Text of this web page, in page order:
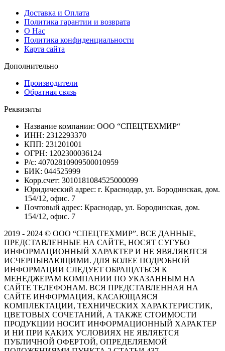
Доставка и Оплата
Политика гарантии и возврата
О Нас
Политика конфиденциальности
Карта сайта
Дополнительно
Производители
Обратная связь
Реквизиты
Название компании: ООО “СПЕЦТЕХМИР“
ИНН: 2312293370
КПП: 231201001
ОГРН: 1202300036124
Р/с: 40702810909500010959
БИК: 044525999
Корр.счет: 3010181084525000099
Юридический адрес: г. Краснодар, ул. Бородинская, дом.
154/12, офис. 7
Почтовый адрес: Краснодар, ул. Бородинская, дом.
154/12, офис. 7
2019 - 2024 © ООО “СПЕЦТЕХМИР”. ВСЕ ДАННЫЕ,
ПРЕДСТАВЛЕННЫЕ НА САЙТЕ, НОСЯТ СУГУБО
ИНФОРМАЦИОННЫЙ ХАРАКТЕР И НЕ ЯВЯЛЯЮТСЯ
ИСЧЕРПЫВАЮЩИМИ. ДЛЯ БОЛЕЕ ПОДРОБНОЙ
ИНФОРМАЦИИ СЛЕДУЕТ ОБРАЩАТЬСЯ К
МЕНЕДЖЕРАМ КОМПАНИИ ПО УКАЗАННЫМ НА
САЙТЕ ТЕЛЕФОНАМ. ВСЯ ПРЕДСТАВЛЕННАЯ НА
САЙТЕ ИНФОРМАЦИЯ, КАСАЮЩАЯСЯ
КОМПЛЕКТАЦИИ, ТЕХНИЧЕСКИХ ХАРАКТЕРИСТИК,
ЦВЕТОВЫХ СОЧЕТАНИЙ, А ТАКЖЕ СТОИМОСТИ
ПРОДУКЦИИ НОСИТ ИНФОРМАЦИОННЫЙ ХАРАКТЕР
И НИ ПРИ КАКИХ УСЛОВИЯХ НЕ ЯВЛЯЕТСЯ
ПУБЛИЧНОЙ ОФЕРТОЙ, ОПРЕДЕЛЯЕМОЙ